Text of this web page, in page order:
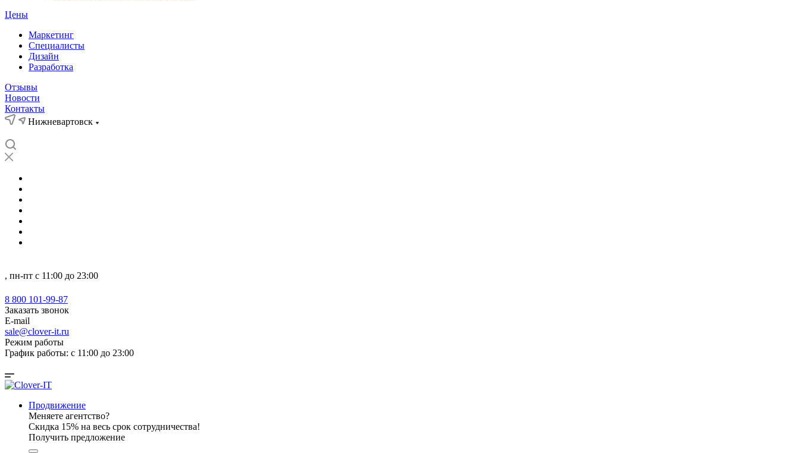
Цены
Маркетинг
Специалисты
Дизайн
Разработка
Отзывы
Новости
Контакты
Нижневартовск
, пн-пт с 11:00 до 23:00
8 800 101-99-87
Заказать звонок
E-mail
sale@clover-it.ru
Режим работы
График работы: с 11:00 до 23:00
Продвижение
Меняете агентство?
Скидка 15% на весь срок сотрудничества!
Получить предложение